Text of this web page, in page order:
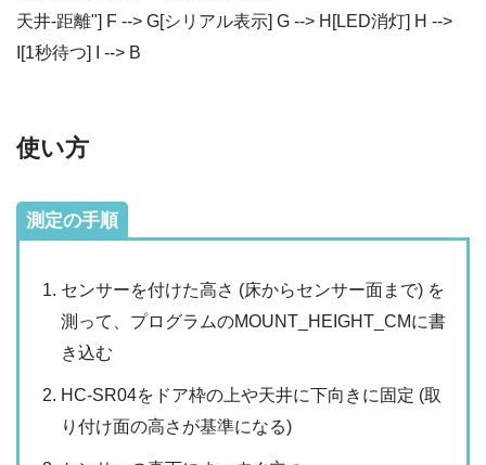
天井-距離"] F --> G[シリアル表示] G --> H[LED消灯] H -->
I[1秒待つ] I --> B
使い方
測定の手順
センサーを付けた高さ (床からセンサー面まで) を
測って、プログラムのMOUNT_HEIGHT_CMに書
き込む
HC-SR04をドア枠の上や天井に下向きに固定 (取
り付け面の高さが基準になる)